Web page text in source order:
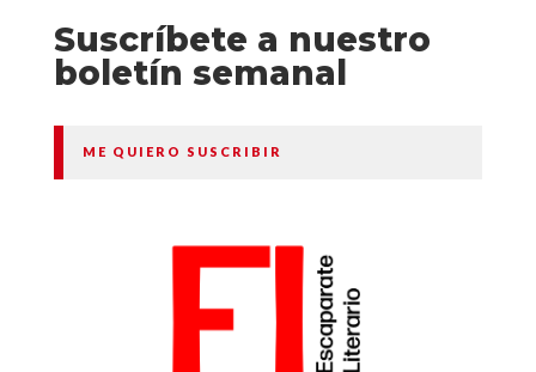
Suscríbete a nuestro
boletín semanal
ME QUIERO SUSCRIBIR